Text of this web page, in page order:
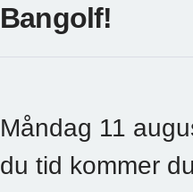
Bangolf!
Måndag 11
du tid kommer